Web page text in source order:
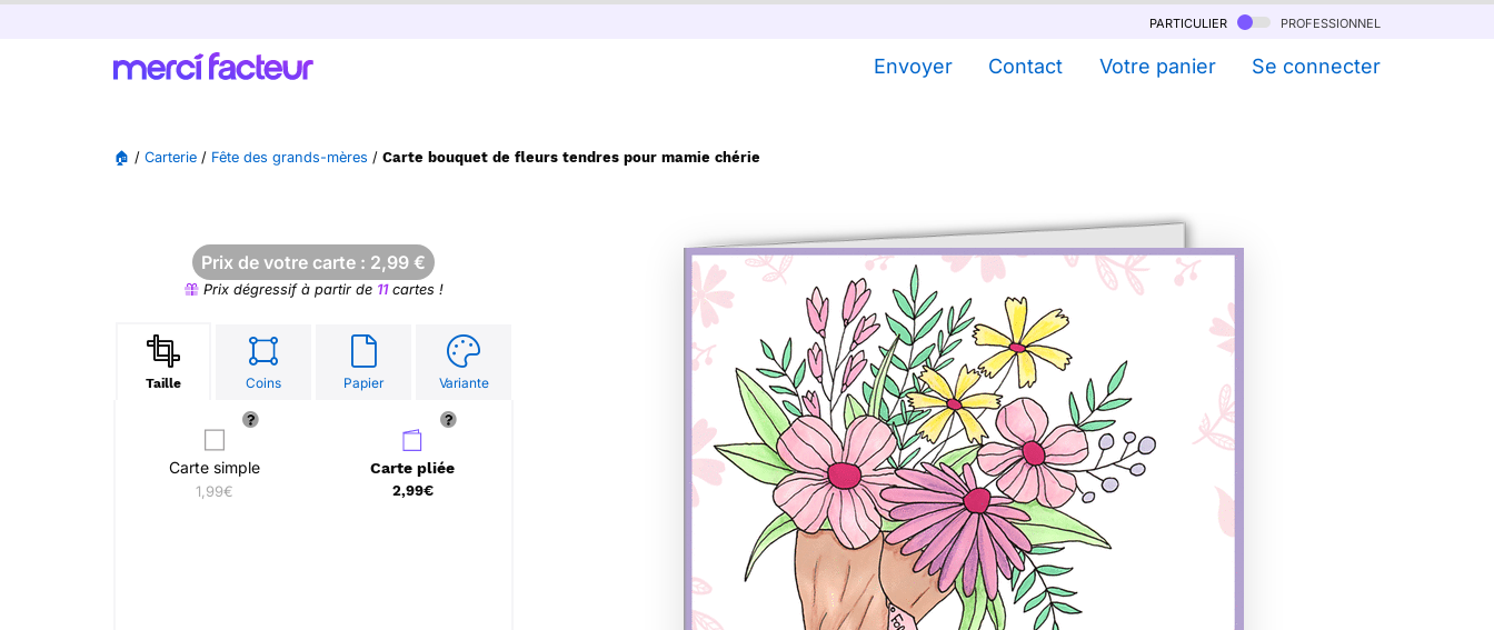
particulier professionnel
Envoyer Contact Votre panier Se connecter
🏠 / Carterie / Fête des grands-mères / Carte bouquet de fleurs tendres pour mamie chérie
Prix de votre carte : 2,99 €
Prix dégressif à partir de 11cartes !
Taille Coins Papier Variante
Carte simple
1,99€
Carte pliée
2,99€